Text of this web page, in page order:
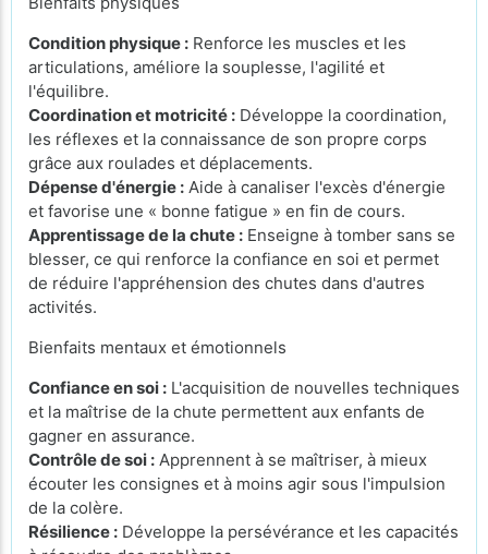
Condition physique : Renforce les muscles et les
articulations, améliore la souplesse, l'agilité et
l'équilibre.
Coordination et motricité : Développe la coordination,
les réflexes et la connaissance de son propre corps
grâce aux roulades et déplacements.
Dépense d'énergie : Aide à canaliser l'excès d'énergie
et favorise une « bonne fatigue » en fin de cours.
Apprentissage de la chute : Enseigne à tomber sans se
blesser, ce qui renforce la confiance en soi et permet
de réduire l'appréhension des chutes dans d'autres
activités.
Bienfaits mentaux et émotionnels
Confiance en soi : L'acquisition de nouvelles techniques
et la maîtrise de la chute permettent aux enfants de
gagner en assurance.
Contrôle de soi : Apprennent à se maîtriser, à mieux
écouter les consignes et à moins agir sous l'impulsion
de la colère.
Résilience : Développe la persévérance et les capacités